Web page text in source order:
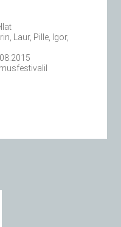
Laur, Pille, Igor,